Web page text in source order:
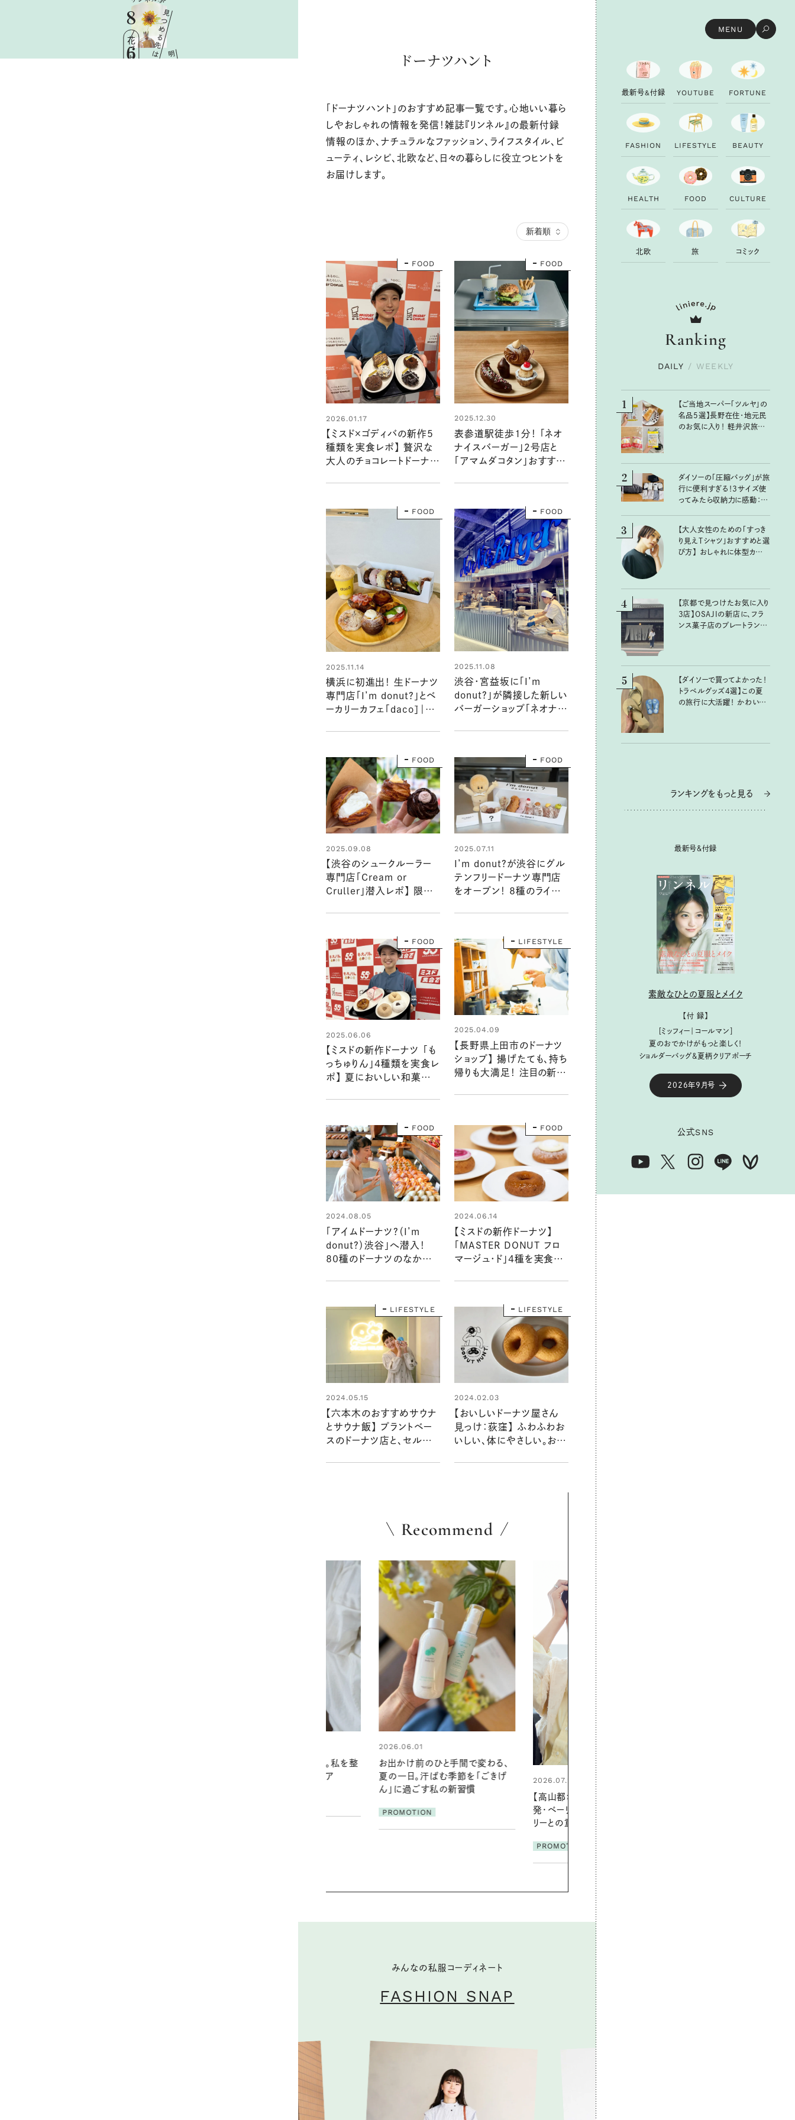
MENU
見
つ
め
る
先
は
明
8
6
花ごよみ ドーナツハント
「ドーナツハント」のおすすめ記事一覧です。心地いい暮ら
しやおしゃれの情報を発信！雑誌『リンネル』の最新付録
情報のほか、ナチュラルなファッション、ライフスタイル、ビ
ューティ、レシピ、北欧など、日々の暮らしに役立つヒントを
お届けします。
FOOD
2026.01.17
【ミスド×ゴディバの新作5
種類を実食レポ】 贅沢な
大人のチョコレートドーナ
FOOD
2025.12.30
表参道駅徒歩1分！ 「ネオ
ナイスバーガー」２号店と
「アマムダコタン」おすすめ
FOOD
2025.11.14
横浜に初進出！ 生ドーナツ
専門店「I’m donut？」とベ
ーカリーカフェ「dacō」｜こ
FOOD
2025.11.08
渋谷・宮益坂に「I’m
donut？」が隣接した新しい
バーガーショップ「ネオナイ
店舗も紹介！
FOOD
2025.09.08
【渋谷のシュークルーラー
専門店「Cream or
Cruller」潜入レポ】 限定
FOOD
2025.07.11
I’m donut？が渋谷にグル
テンフリードーナツ専門店
をオープン！ 8種のライン
FOOD
2025.06.06
【ミスドの新作ドーナツ 「も
っちゅりん」4種類を実食レ
ポ】 夏においしい和菓子
LIFESTYLE
2025.04.09
【長野県上田市のドーナツ
ショップ】 揚げたても、持ち
帰りも大満足！ 注目の新店
FOOD
2024.08.05
「アイムドーナツ？（I’m
donut？）渋谷」へ潜入！
80種のドーナツのなかで
FOOD
2024.06.14
【ミスドの新作ドーナツ】
「MASTER DONUT フロ
マージュ・ド」4種を実食レ
LIFESTYLE
2024.05.15
【六本木のおすすめサウナ
とサウナ飯】 プラントベー
スのドーナツ店と、セルフロ
LIFESTYLE
2024.02.03
【おいしいドーナツ屋さん
見っけ：荻窪】 ふわふわお
いしい、体にやさしい。おか
Recommend
お出かけ前のひと手間で変わる、
夏の一日。汗ばむ季節を「ごきげ
2026.07.21
発・ベーリングの腕時計】 アクセサ
2026.07.24
夏の髪と心が瞬時にリフレッシュ
する【大人気のドライシャンプー】
この1本で汗ばむ季節も一日中心
地よく
PROMOTION
みんなの私服コーディネート
FASHION SNAP
最新号&付録 YOUTU B E FORTU N E
FAS H ION LI FESTYLE B EAUTY
H EALTH FOOD CU LTU RE
北欧 旅 コ ミ ック
Ranking
DAILY / WEEKLY
1
【ご当地スーパー「ツルヤ」の
名品5選】長野在住・地元民
のお気に入り！ 軽井沢旅の
2
ダイソーの「圧縮バッグ」が旅
行に便利すぎる！3サイズ使
ってみたら収納力に感動：
3
【大人女性のための「すっき
り見えTシャツ」おすすめと選
び方】 おしゃれに体型カバー
4
【京都で見つけたお気に入り
3店】OSAJIの新店に、フラ
ンス菓子店のプレートラン
5
【ダイソーで買ってよかった！
トラベルグッズ4選】この夏
の旅行に大活躍！ かわいく
ランキングをもっと見る
最新号＆付録
素敵なひとの夏服とメイク
【付 録】
［ミッフィー｜コールマン］
夏のおでかけがもっと楽しく！
ショルダーバッグ&夏柄クリアポーチ
2026年9月号
公式SNS